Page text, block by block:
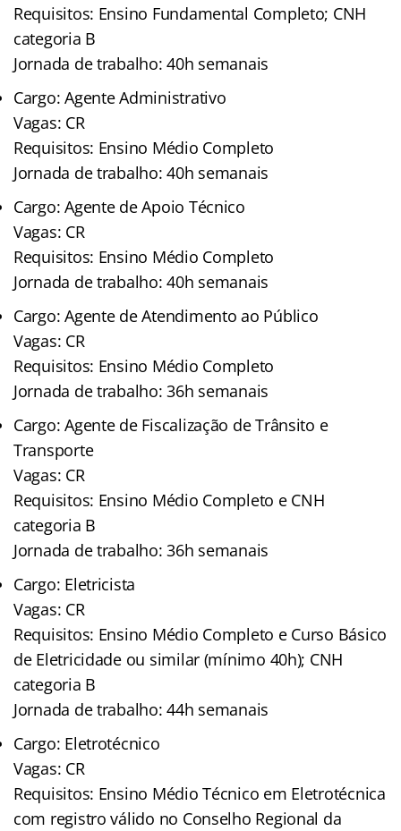
Requisitos: Ensino Fundamental Completo; CNH
categoria B
Jornada de trabalho: 40h semanais
Cargo: Agente Administrativo
Vagas: CR
Requisitos: Ensino Médio Completo
Jornada de trabalho: 40h semanais
Cargo: Agente de Apoio Técnico
Vagas: CR
Requisitos: Ensino Médio Completo
Jornada de trabalho: 40h semanais
Cargo: Agente de Atendimento ao Público
Vagas: CR
Requisitos: Ensino Médio Completo
Jornada de trabalho: 36h semanais
Cargo: Agente de Fiscalização de Trânsito e
Transporte
Vagas: CR
Requisitos: Ensino Médio Completo e CNH
categoria B
Jornada de trabalho: 36h semanais
Cargo: Eletricista
Vagas: CR
Requisitos: Ensino Médio Completo e Curso Básico
de Eletricidade ou similar (mínimo 40h); CNH
categoria B
Jornada de trabalho: 44h semanais
Cargo: Eletrotécnico
Vagas: CR
Requisitos: Ensino Médio Técnico em Eletrotécnica
com registro válido no Conselho Regional da